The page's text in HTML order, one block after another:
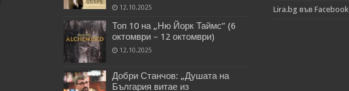
12.10.2025
Топ 10 на „Ню Йорк Таймс” (6
октомври – 12 октомври)
12.10.2025
Добри Станчов: „Душата на
България витае из
Lira.bg във Facebook